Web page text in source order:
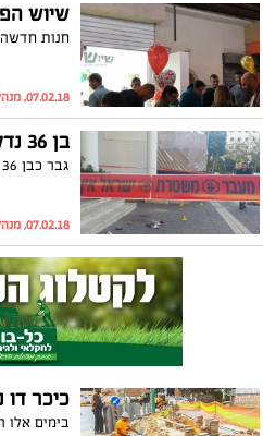
שיוש
07.02.18, מנהל אתר אשקלונים
בן 36 נדקר, מצבו קשה
07.02.18, מנהל אתר אשקלונים
כיכר דו